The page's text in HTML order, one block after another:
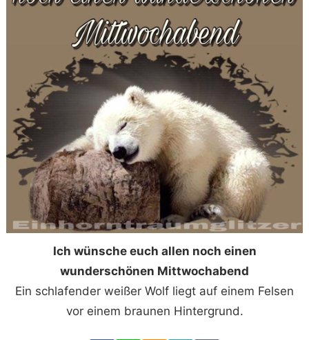
Ich wünsche euch allen noch einen
wunderschönen Mittwochabend
Ein schlafender weißer Wolf liegt auf einem Felsen
vor einem braunen Hintergrund.